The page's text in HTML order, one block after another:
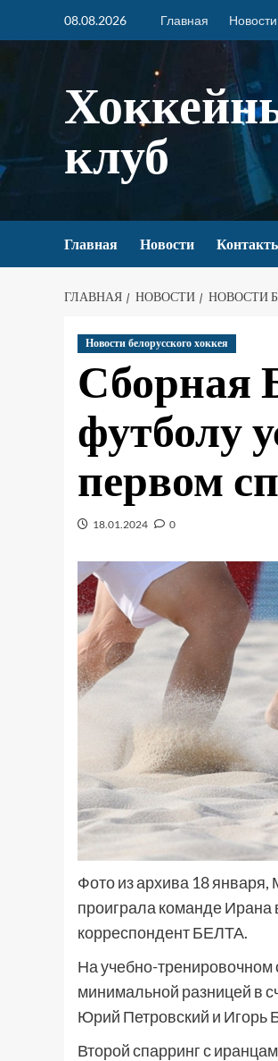
08.08.2026 Главная Новости
клуб
Главная Новости
ГЛАВНАЯ НОВОСТИ НОВОСТИ
Новости белорусского хоккея
Сборная
футболу
первом
18.01.2024 0
Фото из архива 18
проиграла команде Ирана
корреспондент БЕЛТА.
На учебно-тренировочном
минимальной разницей в
Юрий Петровский и Игорь
Второй спарринг с